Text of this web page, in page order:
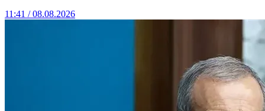
11:41 / 08.08.2026